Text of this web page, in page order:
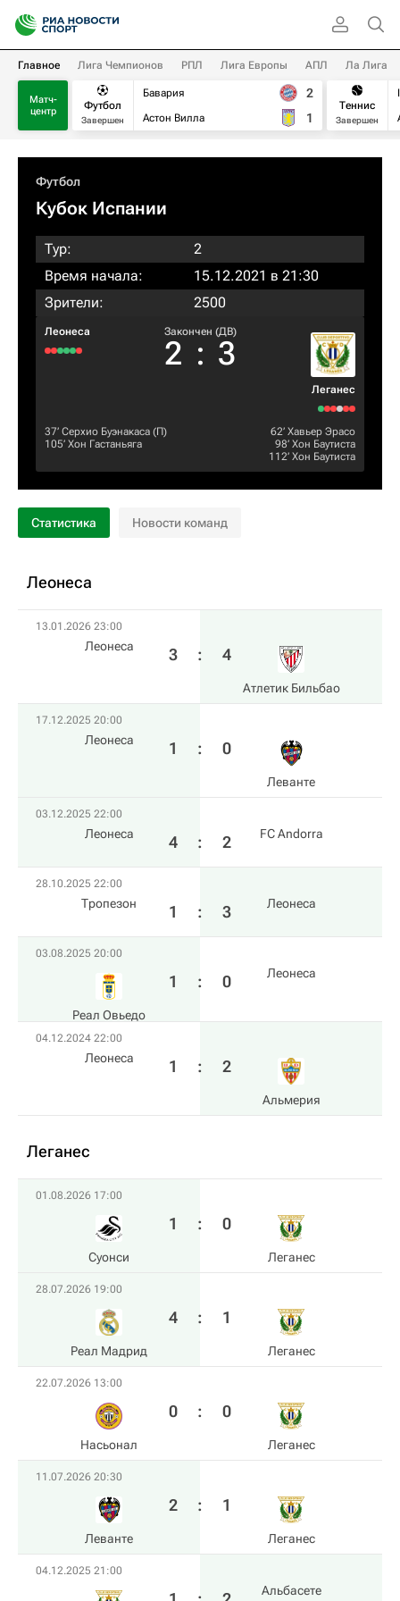
Главное Лига Чемпионов РПЛ Лига Европы АПЛ Ла Лига
Матч-
центр
Футбол
Завершен
Бавария
Астон Вилла
2
1
Теннис
Завершен
Футбол
Кубок Испании
Тур:
2
Время начала:
15.12.2021 в 21:30
Зрители:
2500
Леонеса Закончен (ДВ)
2 : 3
Леганес
37‎’‎ Серхио Буэнакаса (П)
105‎’‎ Хон Гастаньяга
62‎’‎ Хавьер Эрасо
98‎’‎ Хон Баутиста
112‎’‎ Хон Баутиста
Статистика Новости команд
Леонеса
13.01.2026 23:00
Леонеса 3 : 4
Атлетик Бильбао
17.12.2025 20:00
Леонеса 1 : 0
Леванте
03.12.2025 22:00
Леонеса 4 : 2 FC Andorra
28.10.2025 22:00
Тропезон 1 : 3 Леонеса
03.08.2025 20:00
Реал Овьедо
1 : 0 Леонеса
04.12.2024 22:00
Леонеса 1 : 2
Альмерия
Леганес
01.08.2026 17:00
Суонси
1 : 0
Леганес
28.07.2026 19:00
Реал Мадрид
4 : 1
Леганес
22.07.2026 13:00
Насьонал
0 : 0
Леганес
11.07.2026 20:30
Леванте
2 : 1
Леганес
04.12.2025 21:00
Альбасете